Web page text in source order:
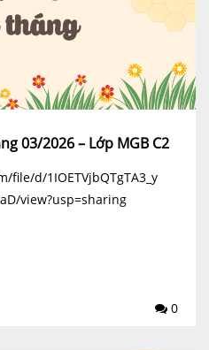
03/2026 – Lớp MGB C2
file/d/1IOETVjbQTgTA3_y
view?usp=sharing
0